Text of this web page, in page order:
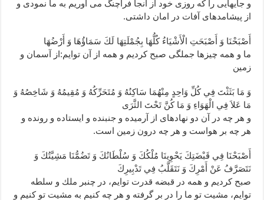
و جايهايى را كه روزى خود از آنجا فراچنگ مى ‏آوريم به ما نمودى و
از پيشامدهاى آفات در امان داشتى.
أَصْبَحْنَا وَ أَصْبَحَتِ الْأَشْيَاءُ كُلُّهَا بِجُمْلَتِهَا لَكَ سَمَاؤُهَا وَ أَرْضُهَا
ما و همه چيزها جملگى صبح كرديم و همه از آن توايم:از آسمان و
زمين‏
وَ مَا بَثَثْتَ فِي كُلِّ وَاحِدٍ مِنْهُمَا سَاكِنُهُ وَ مُتَحَرِّكُهُ وَ مُقِيمُهُ وَ شَاخِصُهُ وَ
مَا عَلاَ فِي الْهَوَاءِ وَ مَا كُنَّ تَحْتَ الثَّرَى‏
و هر چه در آن دو نهاده‏اى از آرميده و جنبنده و ايستاده و رونده و
هر چه بر هواست و هر چه درون زمين است.
أَصْبَحْنَا فِي قَبْضَتِكَ يَحْوِينَا مُلْكُكَ وَ سُلْطَانُكَ وَ تَضُمُّنَا مَشِيَّتُكَ وَ
نَتَصَرَّفُ عَنْ أَمْرِكَ وَ نَتَقَلَّبُ فِي تَدْبِيرِكَ‏
صبح كرديم و همه در قبضه قدرت توايم، در چنبر ملك و سلطه
توايم، مشيت تو ما را در بر گرفته و هر چه كنيم به مشيت تو كنيم و